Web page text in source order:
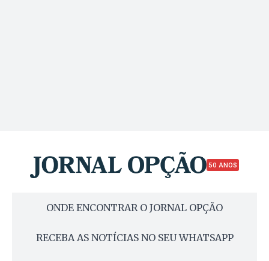
50 ANOS
ONDE ENCONTRAR O JORNAL OPÇÃO
RECEBA AS NOTÍCIAS NO SEU WHATSAPP